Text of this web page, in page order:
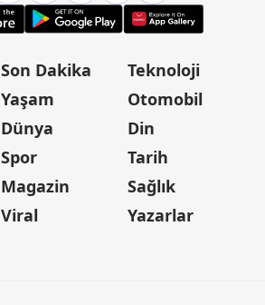
Son Dakika
Yaşam
Dünya
Spor
Magazin
Viral
Teknoloji
Otomobil
Din
Tarih
Sağlık
Yazarlar